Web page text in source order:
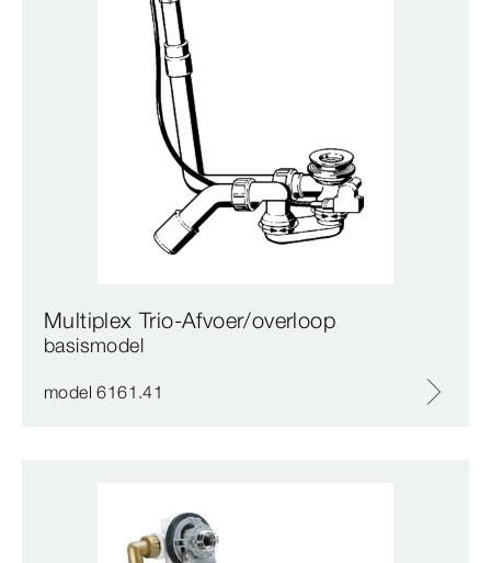
Multiplex Trio-Afvoer/overloop
basismodel
model 6161.41